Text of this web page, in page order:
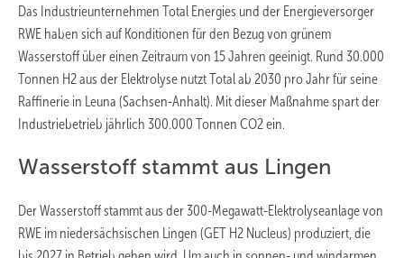
Das Industrieunternehmen Total Energies und der Energieversorger
RWE haben sich auf Konditionen für den Bezug von grünem
Wasserstoff über einen Zeitraum von 15 Jahren geeinigt. Rund 30.000
Tonnen H2 aus der Elektrolyse nutzt Total ab 2030 pro Jahr für seine
Raffinerie in Leuna (Sachsen-Anhalt). Mit dieser Maßnahme spart der
Industriebetrieb jährlich 300.000 Tonnen CO2 ein.
Wasserstoff stammt aus Lingen
Der Wasserstoff stammt aus der 300-Megawatt-Elektrolyseanlage von
RWE im niedersächsischen Lingen (GET H2 Nucleus) produziert, die